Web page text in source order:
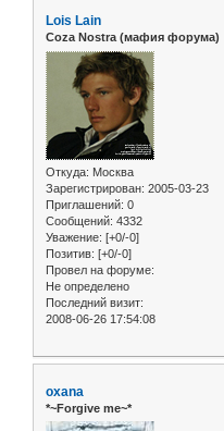
Lois Lain
Coza Nostra (мафия форума)
Откуда: Москва
Зарегистрирован: 2005-03-23
Приглашений: 0
Сообщений: 4332
Уважение: [+0/-0]
Позитив: [+0/-0]
Провел на форуме:
Не определено
Последний визит:
2008-06-26 17:54:08
oxana
*~Forgive me~*